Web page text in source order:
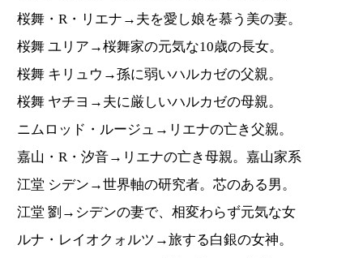
桜舞・R・リエナ→夫を愛し娘を慕う美の妻。
桜舞 ユリア→桜舞家の元気な10歳の長女。
桜舞 キリュウ→孫に弱いハルカゼの父親。
桜舞 ヤチヨ→夫に厳しいハルカゼの母親。
ニムロッド・ルージュ→リエナの亡き父親。
嘉山・R・汐音→リエナの亡き母親。嘉山家系
江堂 シデン→世界軸の研究者。芯のある男。
江堂 劉→シデンの妻で、相変わらず元気な女
ルナ・レイオクォルツ→旅する白銀の女神。